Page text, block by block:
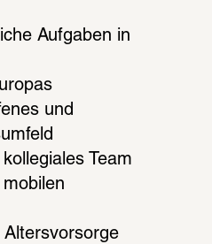
kollegiales Team